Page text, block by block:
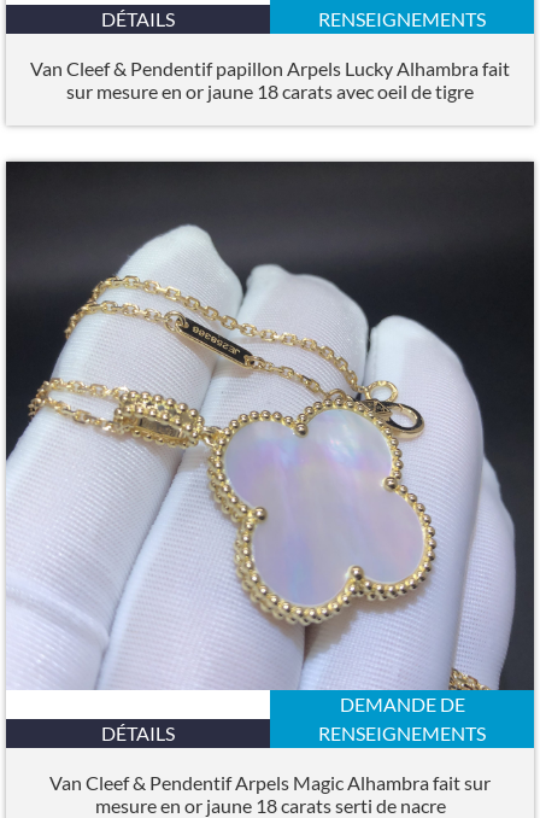
DÉTAILS
RENSEIGNEMENTS
Van Cleef & Pendentif papillon Arpels Lucky Alhambra fait
sur mesure en or jaune 18 carats avec oeil de tigre
DÉTAILS
DEMANDE DE
RENSEIGNEMENTS
Van Cleef & Pendentif Arpels Magic Alhambra fait sur
mesure en or jaune 18 carats serti de nacre